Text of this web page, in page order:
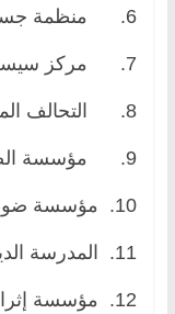
6. منظمة جسور اليمن
7. مركز سيسفاير لحقوق المدنيين
8. التحالف المدني للسلم والمصالحة الوطنية
9. مؤسسة الضمير لحقوق الإنسان
10. مؤسسة ضوء للحقوق والتنمية
11. المدرسة الديمقراطية
12. مؤسسة إثراء التنموية